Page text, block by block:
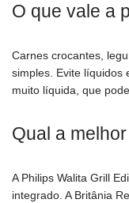
O que vale a
Carnes crocantes,
simples. Evite líquidos
muito líquida, que
Qual a
A Philips Walita Grill
integrado. A Britânia